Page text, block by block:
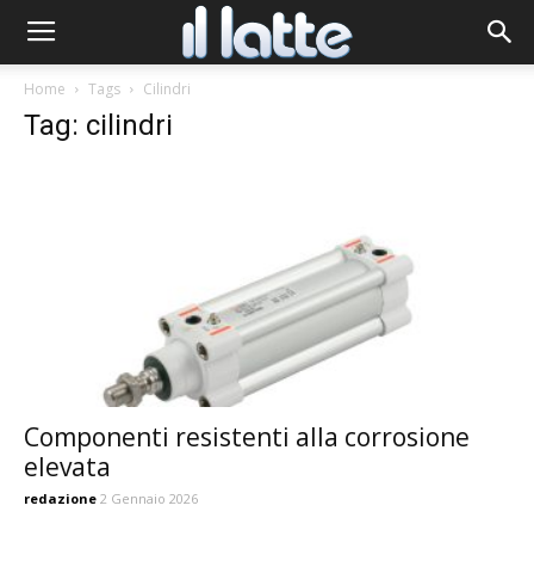
Home Tags Cilindri
Tag: cilindri
Componenti resistenti alla corrosione
elevata
redazione 2 Gennaio 2026